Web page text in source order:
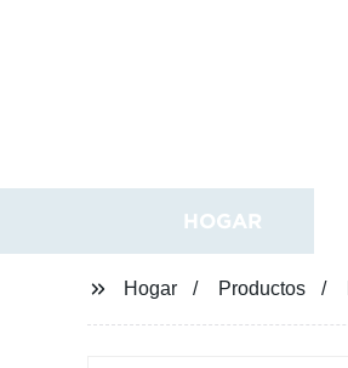
HOGAR
Hogar Productos